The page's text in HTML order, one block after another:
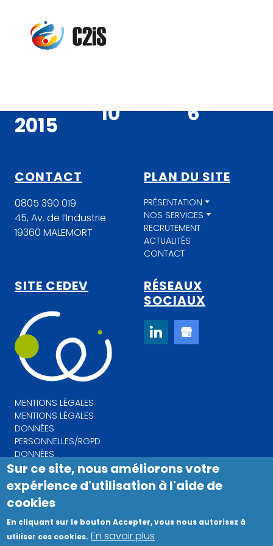
2015 10 6
CONTACT
0805 390 019
45, Av. de l’Industrie
19360 MALEMORT
PLAN DU SITE
PRÉSENTATION
NOS SERVICES
RECRUTEMENT
ACTUALITÉS
CONTACT
SITE CEDEV
MENTIONS LÉGALES
MENTIONS LÉGALES
DONNÉES
PERSONNELLES/RGPD
DONNÉES
PERSONNELLES/RGPD
RÉSEAUX
SOCIAUX
Copyright©2023 COMEVENTS. Tous droits réservés.
CEDEV
Sur ce site, nous améliorons votre
expérience d'utilisation à l'aide de
cookies
En cliquant sur le bouton Accepter, vous nous autorisez à
utiliser ces cookies. En savoir plus